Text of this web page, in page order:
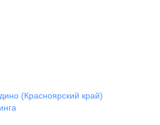
(Красноярский край)